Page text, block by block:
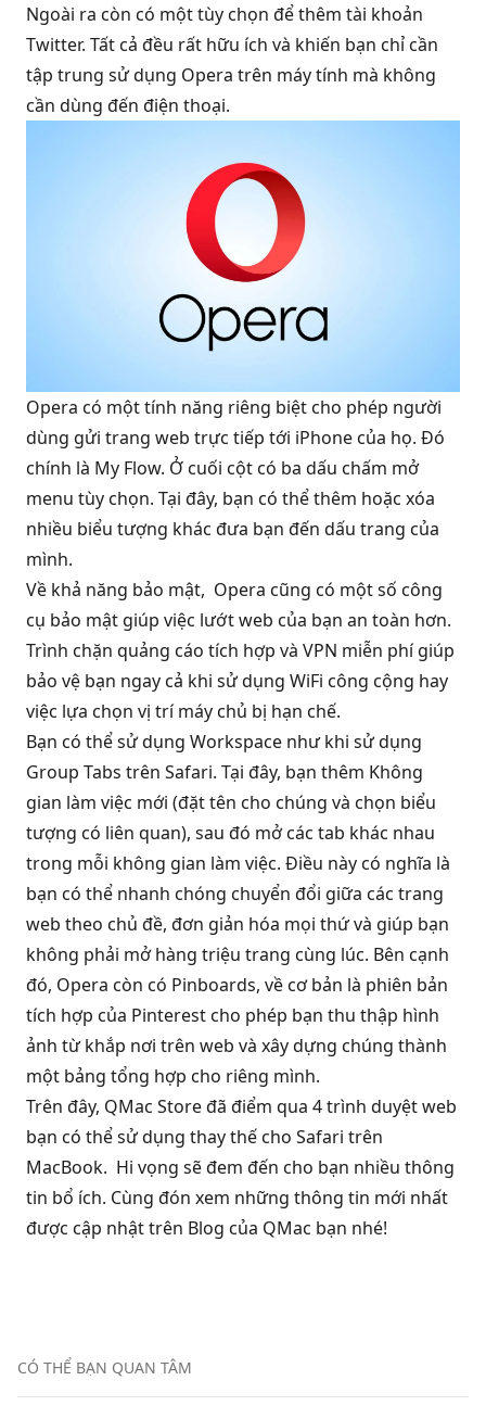
Ngoài ra còn có một tùy chọn để thêm tài khoản
Twitter. Tất cả đều rất hữu ích và khiến bạn chỉ cần
tập trung sử dụng Opera trên máy tính mà không
cần dùng đến điện thoại.
Opera có một tính năng riêng biệt cho phép người
dùng gửi trang web trực tiếp tới iPhone của họ. Đó
chính là My Flow. Ở cuối cột có ba dấu chấm mở
menu tùy chọn. Tại đây, bạn có thể thêm hoặc xóa
nhiều biểu tượng khác đưa bạn đến dấu trang của
mình.
Về khả năng bảo mật, Opera cũng có một số công
cụ bảo mật giúp việc lướt web của bạn an toàn hơn.
Trình chặn quảng cáo tích hợp và VPN miễn phí giúp
bảo vệ bạn ngay cả khi sử dụng WiFi công cộng hay
việc lựa chọn vị trí máy chủ bị hạn chế.
Bạn có thể sử dụng Workspace như khi sử dụng
Group Tabs trên Safari. Tại đây, bạn thêm Không
gian làm việc mới (đặt tên cho chúng và chọn biểu
tượng có liên quan), sau đó mở các tab khác nhau
trong mỗi không gian làm việc. Điều này có nghĩa là
bạn có thể nhanh chóng chuyển đổi giữa các trang
web theo chủ đề, đơn giản hóa mọi thứ và giúp bạn
không phải mở hàng triệu trang cùng lúc. Bên cạnh
đó, Opera còn có Pinboards, về cơ bản là phiên bản
tích hợp của Pinterest cho phép bạn thu thập hình
ảnh từ khắp nơi trên web và xây dựng chúng thành
một bảng tổng hợp cho riêng mình.
Trên đây, QMac Store đã điểm qua 4 trình duyệt web
bạn có thể sử dụng thay thế cho Safari trên
MacBook. Hi vọng sẽ đem đến cho bạn nhiều thông
tin bổ ích. Cùng đón xem những thông tin mới nhất
được cập nhật trên Blog của QMac bạn nhé!
CÓ THỂ BẠN QUAN TÂM